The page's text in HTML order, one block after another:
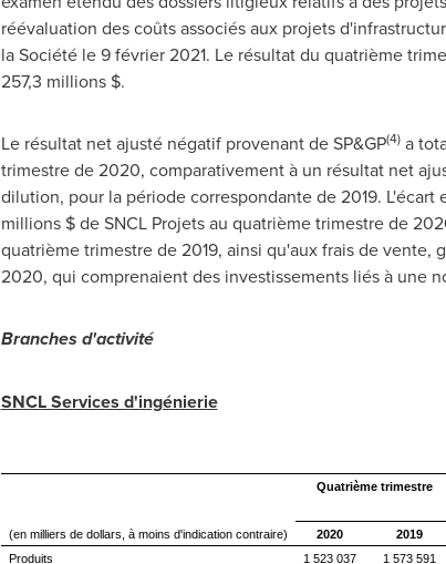
réévaluation des coûts associés aux projets
la Société le 9 février 2021. Le résultat du quatrième
257,3 millions $.
Le résultat net ajusté négatif provenant de SP&GP(4)a
trimestre de 2020, comparativement à un résultat net
dilution, pour la période correspondante de 2019.
millions $ de SNCL Projets au quatrième trimestre de
quatrième trimestre de 2019, ainsi qu'aux frais de
2020, qui comprenaient des investissements liés à une
Branches d'activité
SNCL Services d'ingénierie
(en milliers de dollars, à moins d'indication contraire)
Quatrième trimestre
2020
2019
Produits
1 523 037 1 573 591